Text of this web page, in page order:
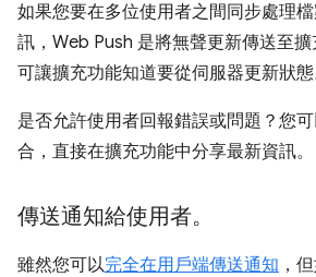
如果您要在多位使用者之間同步處理
訊，Web Push 是將無聲更新傳送至擴
可讓擴充功能知道要從伺服器更新狀態
是否允許使用者回報錯誤或問題？您
合，直接在擴充功能中分享最新資訊。
傳送通知給使用者。
雖然您可以完全在用戶端傳送通知 ，